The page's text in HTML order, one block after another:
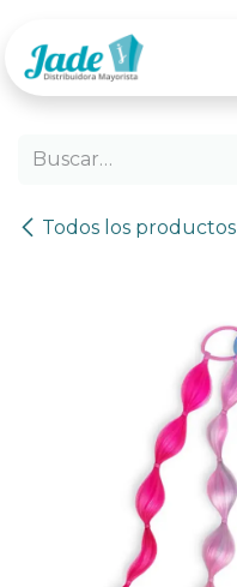
Todos los productos